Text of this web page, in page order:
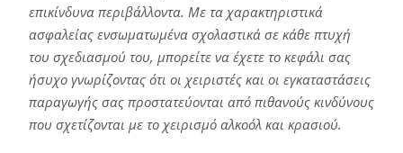
επικίνδυνα περιβάλλοντα. Με τα χαρακτηριστικά
ασφαλείας ενσωματωμένα σχολαστικά σε κάθε πτυχή
του σχεδιασμού του, μπορείτε να έχετε το κεφάλι σας
ήσυχο γνωρίζοντας ότι οι χειριστές και οι εγκαταστάσεις
παραγωγής σας προστατεύονται από πιθανούς κινδύνους
που σχετίζονται με το χειρισμό αλκοόλ και κρασιού.